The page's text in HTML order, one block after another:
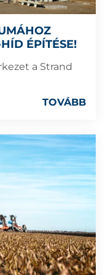
ÉPÍTÉSE!
a Strand
TOVÁBB